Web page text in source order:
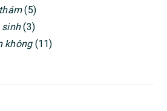
(5)
sinh(3)
không(11)